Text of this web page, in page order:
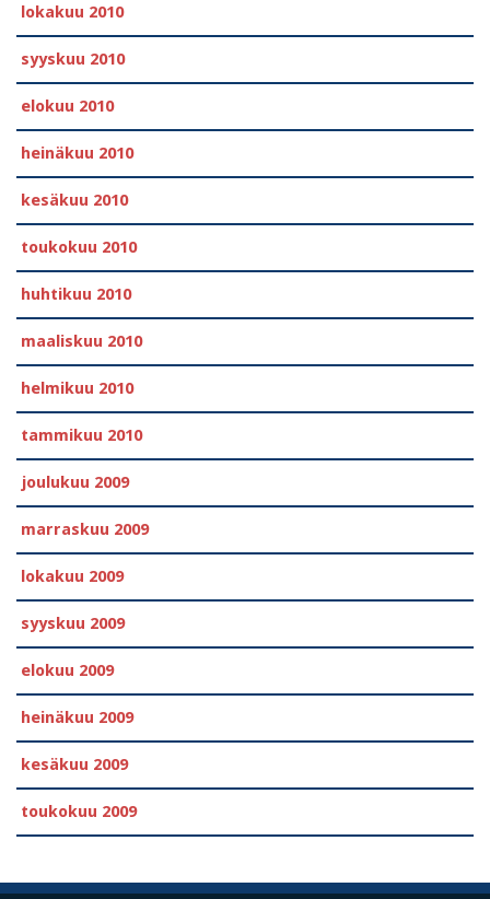
lokakuu 2010
syyskuu 2010
elokuu 2010
heinäkuu 2010
kesäkuu 2010
toukokuu 2010
huhtikuu 2010
maaliskuu 2010
helmikuu 2010
tammikuu 2010
joulukuu 2009
marraskuu 2009
lokakuu 2009
syyskuu 2009
elokuu 2009
heinäkuu 2009
kesäkuu 2009
toukokuu 2009